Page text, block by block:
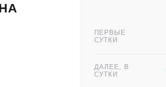
ПЕРВЫЕ
СУТКИ
ДАЛЕЕ, В
СУТКИ